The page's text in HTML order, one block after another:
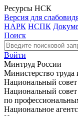
Ресурсы НСК
Версия для
НАРК НСПК
Поиск
Войти
Минтруд России
Министерство
Национальный совет
Национальный
по
Национальное